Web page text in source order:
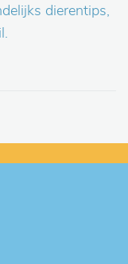
dierentips,